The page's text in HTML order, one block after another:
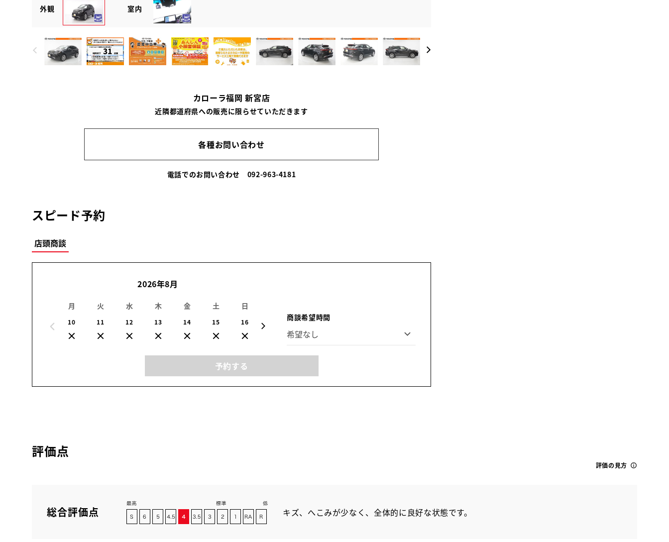
外観 室内
カローラ福岡 新宮店
近隣都道府県への販売に限らせていただきます
各種お問い合わせ
電話でのお問い合わせ 092-963-4181
スピード予約
店頭商談
2026年8月
月
10
火
11
水
12
木
13
金
14
土
15
日
16 18 19
商談希望時間
予約する
評価点
評価の見方
総合評価点 キズ、へこみが少なく、全体的に良好な状態です。